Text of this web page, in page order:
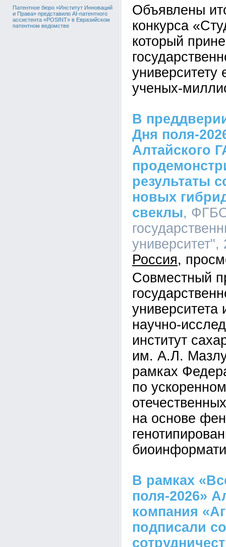
Патентное бюро «Институт Инноваций
и Права» представило AI-патентного
ассистента «POSINT» в Евразийском
патентном ведомстве
Объявлены
конкурса
который
ученых-
В
Дня поля-
Алтайского
результаты
новых
свеклы,
Россия
Совместный
университета
научно-
институт
им. А.Л.
рамках
по
на основе
В рамках
поля-2026»
компания
подписали